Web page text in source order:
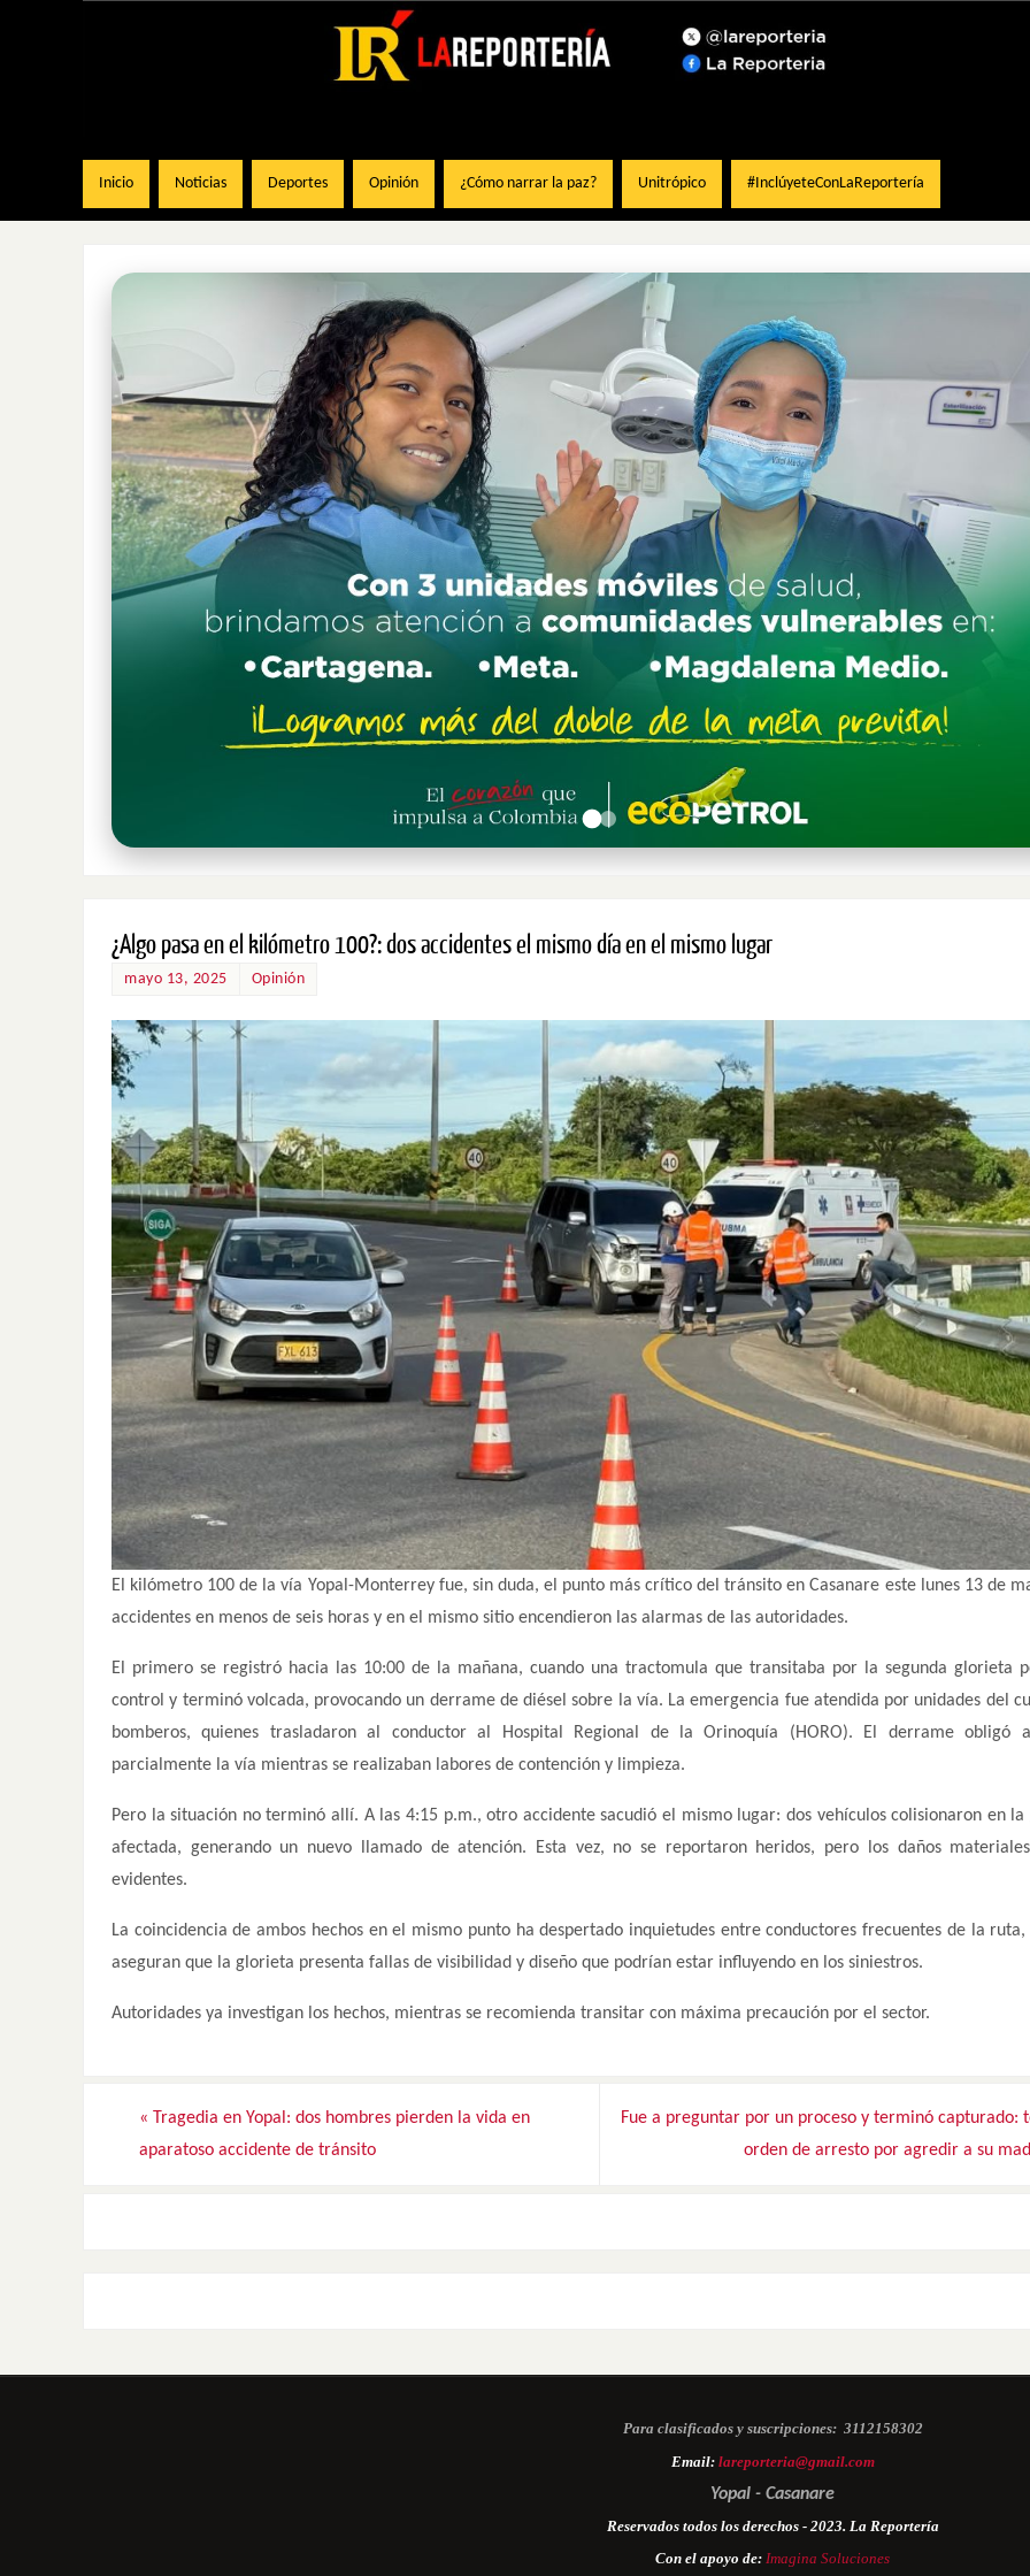
Inicio Noticias Deportes Opinión ¿Cómo narrar la paz? Unitrópico #InclúyeteConLaReportería
¿Algo pasa en el kilómetro 100?: dos accidentes el mismo día en el mismo lugar
mayo 13, 2025 Opinión
El kilómetro 100 de la vía Yopal-Monterrey fue, sin duda, el punto más crítico del tránsito en Casanare este lunes 13 de
accidentes en menos de seis horas y en el mismo sitio encendieron las alarmas de las autoridades.
El primero se registró hacia las 10:00 de la mañana, cuando una tractomula que transitaba por la segunda glorieta
control y terminó volcada, provocando un derrame de diésel sobre la vía. La emergencia fue atendida por unidades del
bomberos, quienes trasladaron al conductor al Hospital Regional de la Orinoquía (HORO). El derrame obligó
parcialmente la vía mientras se realizaban labores de contención y limpieza.
Pero la situación no terminó allí. A las 4:15 p.m., otro accidente sacudió el mismo lugar: dos vehículos colisionaron en
afectada, generando un nuevo llamado de atención. Esta vez, no se reportaron heridos, pero los daños
evidentes.
La coincidencia de ambos hechos en el mismo punto ha despertado inquietudes entre conductores frecuentes de la ruta,
aseguran que la glorieta presenta fallas de visibilidad y diseño que podrían estar influyendo en los siniestros.
Autoridades ya investigan los hechos, mientras se recomienda transitar con máxima precaución por el sector.
« Tragedia en Yopal: dos hombres pierden la vida en
aparatoso accidente de tránsito
Fue a preguntar por un proceso y terminó capturado:
orden de arresto por agredir a su
Para clasificados y suscripciones: 3112158302
Email: lareporteria@gmail.com
Yopal - Casanare
Reservados todos los derechos - 2023. La Reportería
Con el apoyo de: Imagina Soluciones